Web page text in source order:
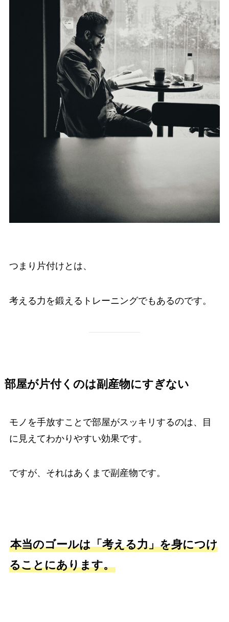
つまり片付けとは、
考える力を鍛えるトレーニングでもあるのです。
部屋が片付くのは副産物にすぎない
モノを手放すことで部屋がスッキリするのは、目
に見えてわかりやすい効果です。
ですが、それはあくまで副産物です。
本当のゴールは「考える力」を身につけ
ることにあります。